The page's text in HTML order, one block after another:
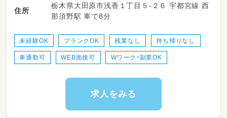
・持ち帰り仕事、残業ナシ！子育て中のママも多
数活躍中！
・児童のみならずご家族へのケアもサービスの
一環として取り組みをしています。
・ワークバランスを重視した運営をしていま
住所
栃木県大田原市浅香１丁目５-２６ 宇都宮線 西
那須野駅 車で8分
未経験OK ブランクOK 残業なし 持ち帰りなし
車通勤可 WEB面接可 Wワーク・副業OK
求人をみる